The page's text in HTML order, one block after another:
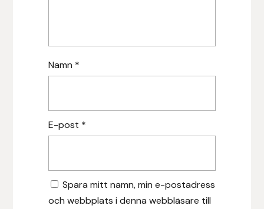
Namn *
E-post *
Spara mitt namn, min e-postadress
och webbplats i denna webbläsare till
Islandshästspecialisten
J&S Saddlery
Källquist Equestrian